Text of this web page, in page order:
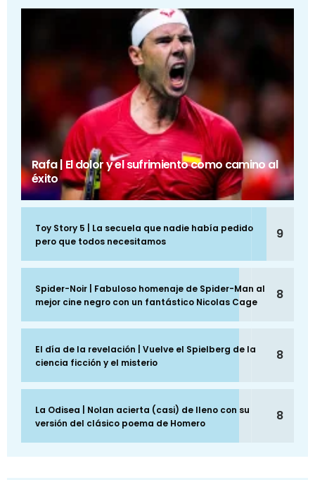
Rafa | El dolor y el sufrimiento como camino al
éxito
Toy Story 5 | La secuela que nadie había pedido
pero que todos necesitamos
9
Spider-Noir | Fabuloso homenaje de Spider-Man al
mejor cine negro con un fantástico Nicolas Cage
8
El día de la revelación | Vuelve el Spielberg de la
ciencia ficción y el misterio
8
La Odisea | Nolan acierta (casi) de lleno con su
versión del clásico poema de Homero
8